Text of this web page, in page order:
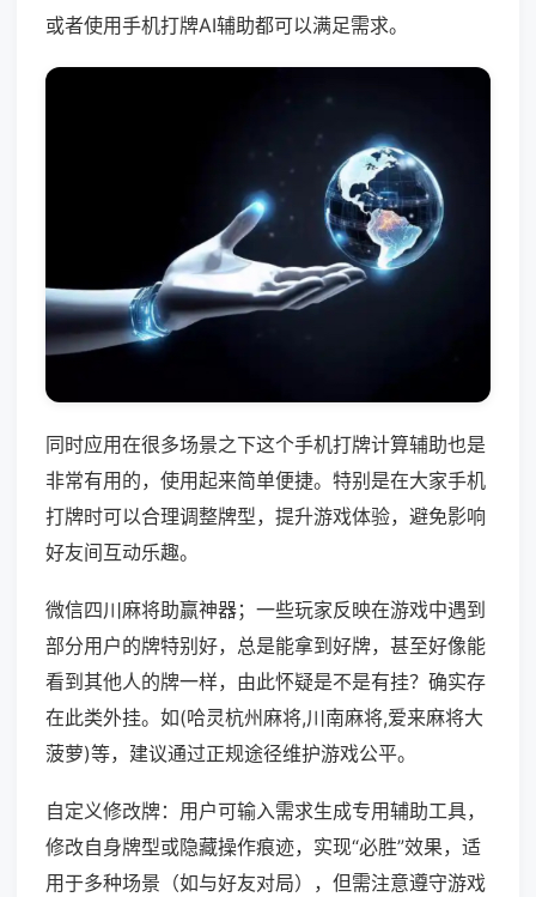
或者使用手机打牌AI辅助都可以满足需求。
同时应用在很多场景之下这个手机打牌计算辅助也是
非常有用的，使用起来简单便捷。特别是在大家手机
打牌时可以合理调整牌型，提升游戏体验，避免影响
好友间互动乐趣。
微信四川麻将助赢神器；一些玩家反映在游戏中遇到
部分用户的牌特别好，总是能拿到好牌，甚至好像能
看到其他人的牌一样，由此怀疑是不是有挂？确实存
在此类外挂。如(哈灵杭州麻将,川南麻将,爱来麻将大
菠萝)等，建议通过正规途径维护游戏公平。
自定义修改牌：用户可输入需求生成专用辅助工具，
修改自身牌型或隐藏操作痕迹，实现“必胜”效果，适
用于多种场景（如与好友对局），但需注意遵守游戏